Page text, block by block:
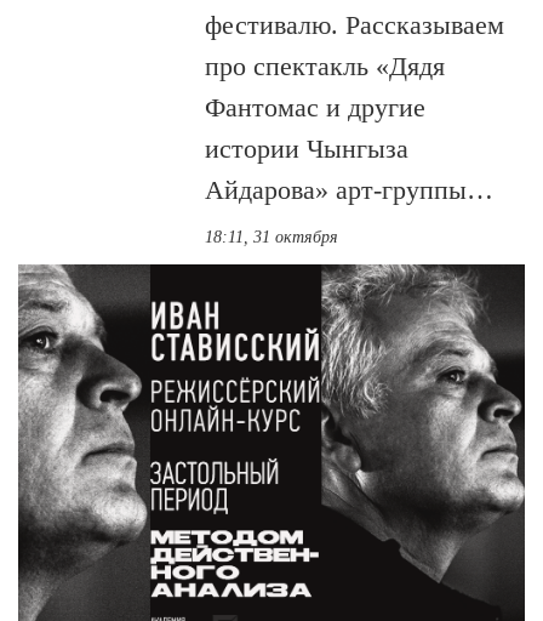
фестивалю. Рассказываем
про спектакль «Дядя
Фантомас и другие
истории Чынгыза
Айдарова» арт-группы…
18:11, 31 октября